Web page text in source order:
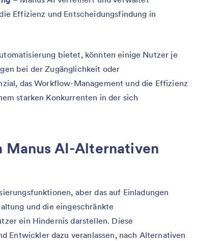
Effizienz und Entscheidungsfindung in
bietet, könnten einige Nutzer je
bei der Zugänglichkeit oder
das Workflow-Management und die Effizienz
starken Konkurrenten in der sich
Manus AI-Alternativen
aber das auf Einladungen
und die eingeschränkte
ein Hindernis darstellen. Diese
Entwickler dazu veranlassen, nach Alternativen